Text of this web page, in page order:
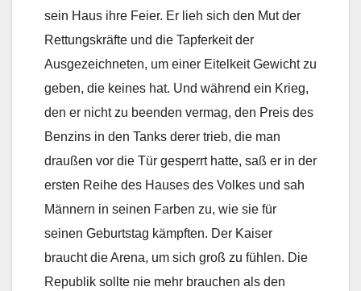
sein Haus ihre Feier. Er lieh sich den Mut der
Rettungskräfte und die Tapferkeit der
Ausgezeichneten, um einer Eitelkeit Gewicht zu
geben, die keines hat. Und während ein Krieg,
den er nicht zu beenden vermag, den Preis des
Benzins in den Tanks derer trieb, die man
draußen vor die Tür gesperrt hatte, saß er in der
ersten Reihe des Hauses des Volkes und sah
Männern in seinen Farben zu, wie sie für
seinen Geburtstag kämpften. Der Kaiser
braucht die Arena, um sich groß zu fühlen. Die
Republik sollte nie mehr brauchen als den